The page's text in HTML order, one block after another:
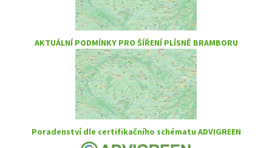
AKTUÁLNÍ PODMÍNKY PRO ŠÍŘENÍ PLÍSNĚ BRAMBORU
Poradenství dle certifikačního schématu ADVIGREEN